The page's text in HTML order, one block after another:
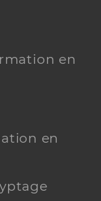
en
en